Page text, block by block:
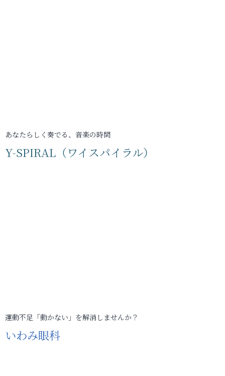
あなたらしく奏でる、音楽の時間
Y-SPIRAL（ワイスパイラル）
運動不足「動かない」を解消しませんか？
いわみ眼科